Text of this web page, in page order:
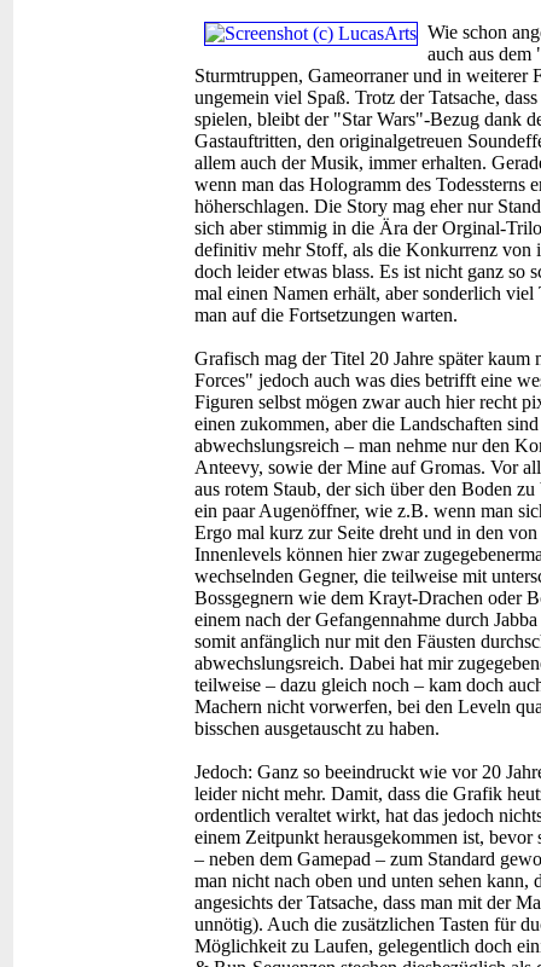
Wie schon
auch aus dem
Sturmtruppen, Gameorraner und in weiterer
ungemein viel Spaß. Trotz der Tatsache,
spielen, bleibt der "Star Wars"-Bezug dank
Gastauftritten, den originalgetreuen
allem auch der Musik, immer erhalten.
wenn man das Hologramm des Todessterns
höherschlagen. Die Story mag eher nur
sich aber stimmig in die Ära der Orginal-
definitiv mehr Stoff, als die Konkurrenz
doch leider etwas blass. Es ist nicht ganz
mal einen Namen erhält, aber sonderlich
man auf die Fortsetzungen warten.
Grafisch mag der Titel 20 Jahre später
Forces" jedoch auch was dies betrifft eine
Figuren selbst mögen zwar auch hier recht
einen zukommen, aber die Landschaften
abwechslungsreich – man nehme nur den
Anteevy, sowie der Mine auf Gromas. Vor
aus rotem Staub, der sich über den Boden
ein paar Augenöffner, wie z.B. wenn man
Ergo mal kurz zur Seite dreht und in den
Innenlevels können hier zwar
wechselnden Gegner, die teilweise mit
Bossgegnern wie dem Krayt-Drachen oder
einem nach der Gefangennahme durch
somit anfänglich nur mit den Fäusten
abwechslungsreich. Dabei hat mir
teilweise – dazu gleich noch – kam doch
Machern nicht vorwerfen, bei den Leveln
bisschen ausgetauscht zu haben.
Jedoch: Ganz so beeindruckt wie vor 20
leider nicht mehr. Damit, dass die Grafik
ordentlich veraltet wirkt, hat das jedoch
einem Zeitpunkt herausgekommen ist,
– neben dem Gamepad – zum Standard
man nicht nach oben und unten sehen
angesichts der Tatsache, dass man mit der
unnötig). Auch die zusätzlichen Tasten für
Möglichkeit zu Laufen, gelegentlich doch